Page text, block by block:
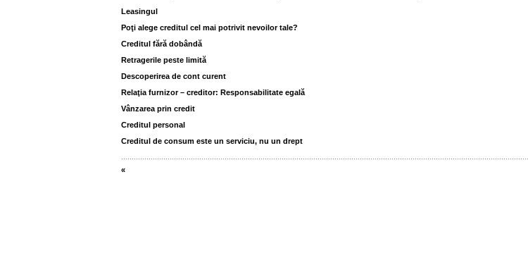
Leasingul
Poţi alege creditul cel mai potrivit nevoilor tale?
Creditul fără dobândă
Retragerile peste limită
Descoperirea de cont curent
Relaţia furnizor – creditor: Responsabilitate egală
Vânzarea prin credit
Creditul personal
Creditul de consum este un serviciu, nu un drept
«